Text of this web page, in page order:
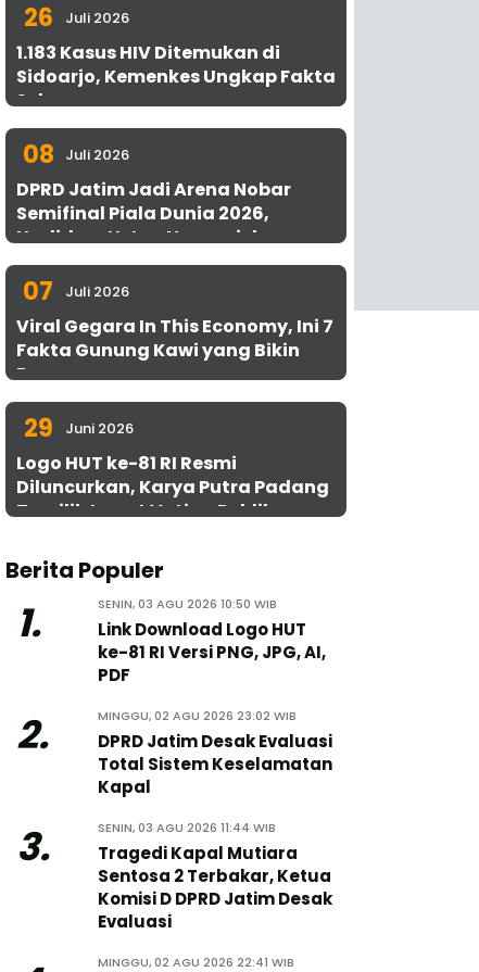
26 Juli 2026
1.183 Kasus HIV Ditemukan di
Sidoarjo, Kemenkes Ungkap Fakta
Sebenarnya
08 Juli 2026
DPRD Jatim Jadi Arena Nobar
Semifinal Piala Dunia 2026,
Hadirkan Uston Nawawi dan
UMKM Gratis untuk 1.000 Warga
07 Juli 2026
Viral Gegara In This Economy, Ini 7
Fakta Gunung Kawi yang Bikin
Penasaran
29 Juni 2026
Logo HUT ke-81 RI Resmi
Diluncurkan, Karya Putra Padang
Terpilih Lewat Voting Publik
Berita Populer
1. SENIN, 03 AGU 2026 10:50 WIB
Link Download Logo HUT
ke-81 RI Versi PNG, JPG, AI,
PDF
2. MINGGU, 02 AGU 2026 23:02 WIB
DPRD Jatim Desak Evaluasi
Total Sistem Keselamatan
Kapal
3. SENIN, 03 AGU 2026 11:44 WIB
Tragedi Kapal Mutiara
Sentosa 2 Terbakar, Ketua
Komisi D DPRD Jatim Desak
Evaluasi
MINGGU, 02 AGU 2026 22:41 WIB